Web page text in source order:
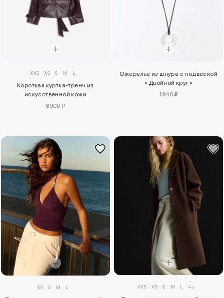
XXS XS S M L
Короткая куртка-тренч из
искусственной кожи
8900 ₽
Ожерелье из шнура с подвеской
«Двойной круг»
1940 ₽
XS S M L XXS XS S M L XL